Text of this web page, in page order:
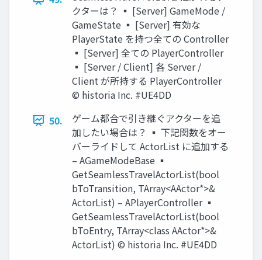
クターは？ ▪ [Server] GameMode /
GameState ▪ [Server] 有効な
PlayerState を持つ全ての Controller
▪ [Server] 全ての PlayerController
▪ [Server / Client] 各 Server /
Client が所持する PlayerController
© historia Inc. #UE4DD
50.
ゲーム都合で引き継ぐアクターを追
加したい場合は？ ▪ 下記関数をオー
バーライドして ActorList に追加する
– AGameModeBase ▪
GetSeamlessTravelActorList(bool
bToTransition, TArray<AActor*>&
ActorList) – APlayerController ▪
GetSeamlessTravelActorList(bool
bToEntry, TArray<class AActor*>&
ActorList) © historia Inc. #UE4DD